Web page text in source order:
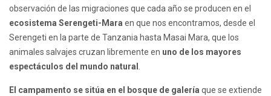
observación de las migraciones que cada año se producen en el
ecosistema Serengeti-Mara en que nos encontramos, desde el
Serengeti en la parte de Tanzania hasta Masai Mara, que los
animales salvajes cruzan libremente en uno de los mayores
espectáculos del mundo natural .
El campamento se sitúa en el bosque de galería que se extiende